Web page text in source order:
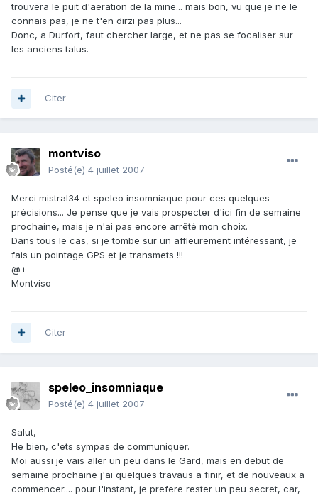
trouvera le puit d'aeration de la mine... mais bon, vu que je ne le
connais pas, je ne t'en dirzi pas plus...
Donc, a Durfort, faut chercher large, et ne pas se focaliser sur
les anciens talus.
Citer
montviso
Posté(e) 4 juillet 2007
Merci mistral34 et speleo insomniaque pour ces quelques
précisions... Je pense que je vais prospecter d'ici fin de semaine
prochaine, mais je n'ai pas encore arrêté mon choix.
Dans tous le cas, si je tombe sur un affleurement intéressant, je
fais un pointage GPS et je transmets !!!
@+
Montviso
Citer
speleo_insomniaque
Posté(e) 4 juillet 2007
Salut,
He bien, c'ets sympas de communiquer.
Moi aussi je vais aller un peu dans le Gard, mais en debut de
semaine prochaine j'ai quelques travaus a finir, et de nouveaux a
commencer.... pour l'instant, je prefere rester un peu secret, car,